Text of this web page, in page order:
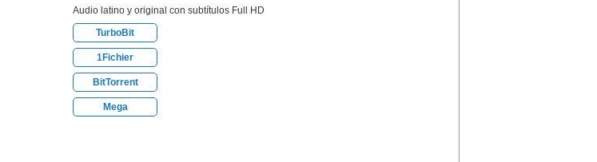
Audio latino y original con subtítulos Full HD
TurboBit
1Fichier
BitTorrent
Mega